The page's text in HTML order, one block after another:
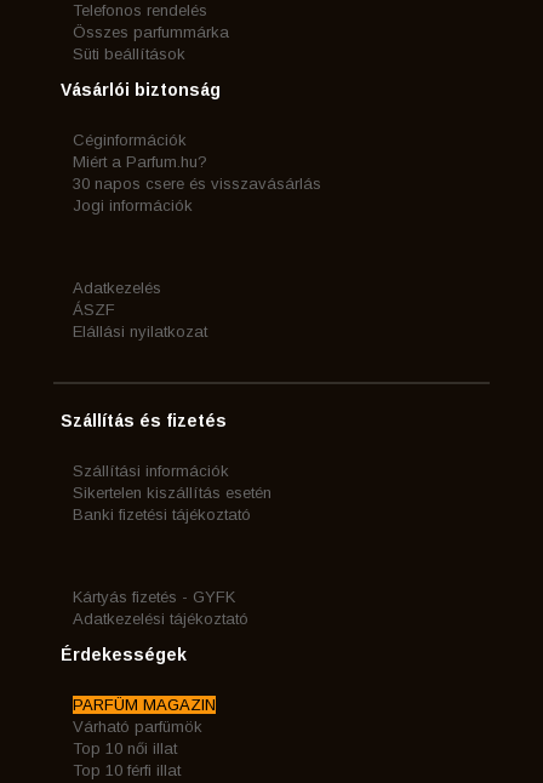
Telefonos rendelés
Összes parfummárka
Süti beállítások
Vásárlói biztonság
Céginformációk
Miért a Parfum.hu?
30 napos csere és visszavásárlás
Jogi információk
Adatkezelés
ÁSZF
Elállási nyilatkozat
Szállítás és fizetés
Szállítási információk
Sikertelen kiszállítás esetén
Banki fizetési tájékoztató
Kártyás fizetés - GYFK
Adatkezelési tájékoztató
Érdekességek
PARFÜM MAGAZIN
Várható parfümök
Top 10 női illat
Top 10 férfi illat